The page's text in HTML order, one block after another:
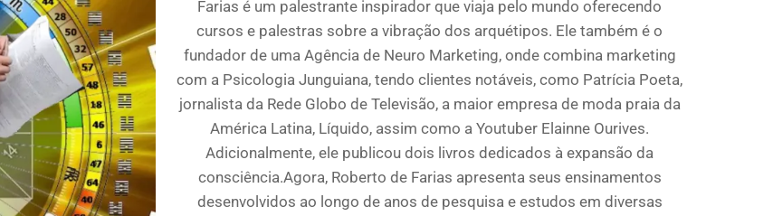
Farias é um palestrante inspirador que viaja pelo mundo oferecendo
cursos e palestras sobre a vibração dos arquétipos. Ele também é o
fundador de uma Agência de Neuro Marketing, onde combina marketing
com a Psicologia Junguiana, tendo clientes notáveis, como Patrícia Poeta,
jornalista da Rede Globo de Televisão, a maior empresa de moda praia da
América Latina, Líquido, assim como a Youtuber Elainne Ourives.
Adicionalmente, ele publicou dois livros dedicados à expansão da
consciência.Agora, Roberto de Farias apresenta seus ensinamentos
desenvolvidos ao longo de anos de pesquisa e estudos em diversas